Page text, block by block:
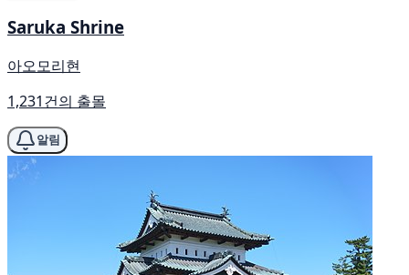
Saruka Shrine
아오모리현
1,231건의 출몰
알림